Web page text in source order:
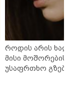
როდის არის
მისი მოშორების
უსაფრთხო გზები